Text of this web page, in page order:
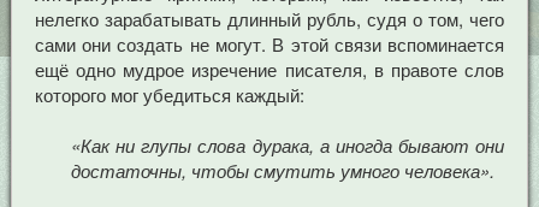
нелегко зарабатывать длинный рубль, судя о том, чего
сами они создать не могут. В этой связи вспоминается
ещё одно мудрое изречение писателя, в правоте слов
которого мог убедиться каждый:
«Как ни глупы слова дурака, а иногда бывают они
достаточны, чтобы смутить умного человека».